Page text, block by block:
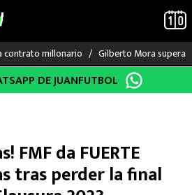
contrato millonario Gilberto Mora supera
DE JUANFUTBOL
FMF da FUERTE
tras perder la final